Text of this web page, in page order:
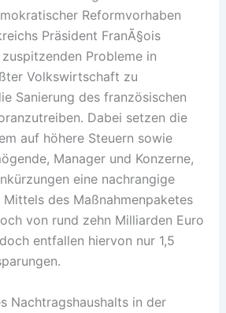
Reformvorhaben
Präsident FranÃ§ois
Probleme in
Volkswirtschaft zu
Sanierung des französischen
Dabei setzen die
auf höhere Steuern sowie
Manager und Konzerne,
eine nachrangige
Mittels des Maßnahmenpaketes
von rund zehn Milliarden Euro
entfallen hiervon nur 1,5
Nachtragshaushalts in der